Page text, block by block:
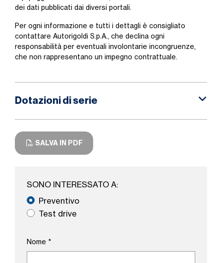
dei dati pubblicati dai diversi portali.
Per ogni informazione e tutti i dettagli è consigliato
contattare Autorigoldi S.p.A., che declina ogni
responsabilità per eventuali involontarie incongruenze,
che non rappresentano un impegno contrattuale.
Dotazioni di serie
SALVA IN PDF
SONO INTERESSATO A:
Preventivo
Test drive
Nome *